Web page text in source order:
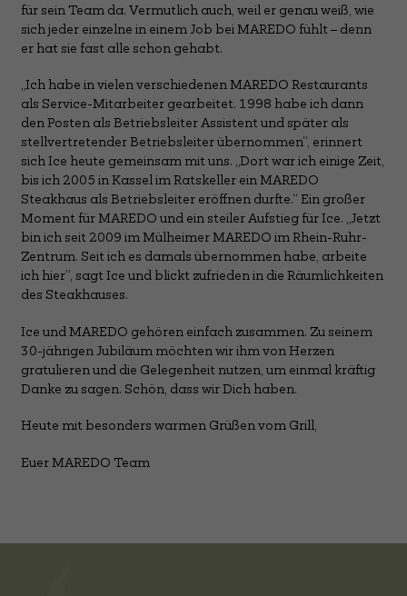
für sein Team da. Vermutlich auch, weil er genau weiß, wie
sich jeder einzelne in einem Job bei MAREDO fühlt – denn
er hat sie fast alle schon gehabt.
„Ich habe in vielen verschiedenen MAREDO Restaurants
als Service-Mitarbeiter gearbeitet. 1998 habe ich dann
den Posten als Betriebsleiter Assistent und später als
stellvertretender Betriebsleiter übernommen“, erinnert
sich Ice heute gemeinsam mit uns. „Dort war ich einige Zeit,
bis ich 2005 in Kassel im Ratskeller ein MAREDO
Steakhaus als Betriebsleiter eröffnen durfte.“ Ein großer
Moment für MAREDO und ein steiler Aufstieg für Ice. „Jetzt
bin ich seit 2009 im Mülheimer MAREDO im Rhein-Ruhr-
Zentrum. Seit ich es damals übernommen habe, arbeite
ich hier“, sagt Ice und blickt zufrieden in die Räumlichkeiten
des Steakhauses.
Ice und MAREDO gehören einfach zusammen. Zu seinem
30-jährigen Jubiläum möchten wir ihm von Herzen
gratulieren und die Gelegenheit nutzen, um einmal kräftig
Danke zu sagen. Schön, dass wir Dich haben.
Heute mit besonders warmen Grüßen vom Grill,
Euer MAREDO Team